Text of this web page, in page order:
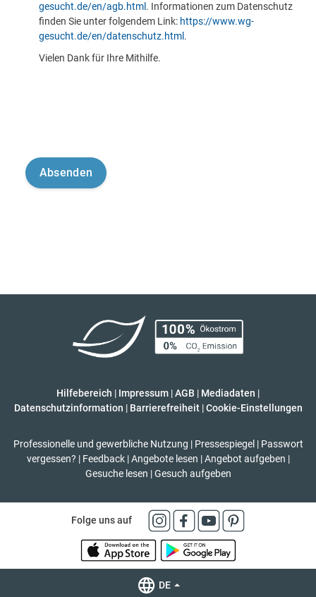
gesucht.de/en/agb.html . Informationen zum Datenschutz
finden Sie unter folgendem Link: https://www.wg-
gesucht.de/en/datenschutz.html .
Vielen Dank für Ihre Mithilfe.
Hilfebereich | Impressum |AGB | Mediadaten |
Datenschutzinformation | Barrierefreiheit | Cookie-Einstellungen
Professionelle und gewerbliche Nutzung | Pressespiegel | Passwort
vergessen? | Feedback | Angebote lesen | Angebot aufgeben |
Gesuche lesen | Gesuch aufgeben
Folge uns auf
DE